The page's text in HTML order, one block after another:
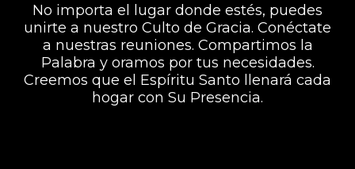
No importa el lugar donde estés, puedes
unirte a nuestro Culto de Gracia. Conéctate
a nuestras reuniones. Compartimos la
Palabra y oramos por tus necesidades.
Creemos que el Espíritu Santo llenará cada
hogar con Su Presencia.